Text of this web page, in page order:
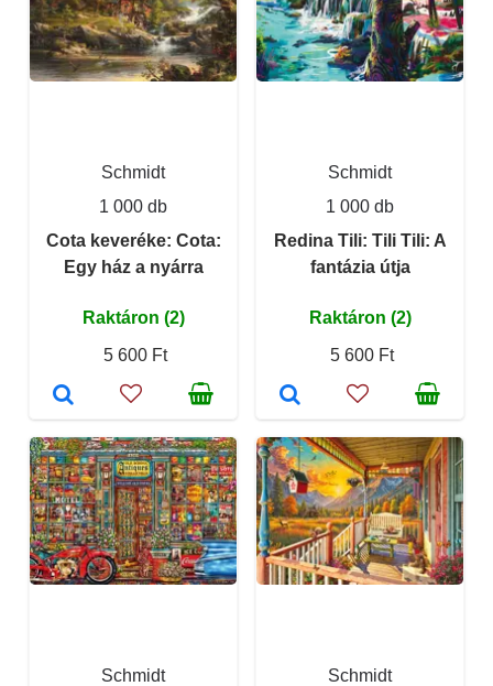
Schmidt
1 000 db
Cota keveréke: Cota:
Egy ház a nyárra
Raktáron (2)
5 600 Ft
Schmidt
1 000 db
Redina Tili: Tili Tili: A
fantázia útja
Raktáron (2)
5 600 Ft
Schmidt
Schmidt